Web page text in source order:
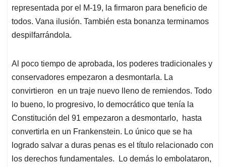
representada por el M-19, la firmaron para beneficio de
todos. Vana ilusión. También esta bonanza terminamos
despilfarrándola.
Al poco tiempo de aprobada, los poderes tradicionales y
conservadores empezaron a desmontarla. La
convirtieron en un traje nuevo lleno de remiendos. Todo
lo bueno, lo progresivo, lo democrático que tenía la
Constitución del 91 empezaron a desmontarlo, hasta
convertirla en un Frankenstein. Lo único que se ha
logrado salvar a duras penas es el título relacionado con
los derechos fundamentales. Lo demás lo embolataron,